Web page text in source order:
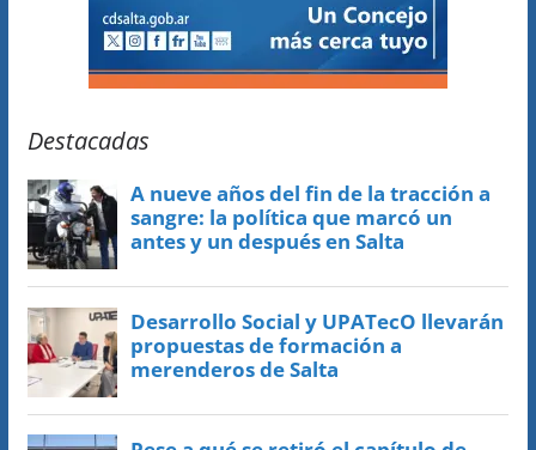
Destacadas